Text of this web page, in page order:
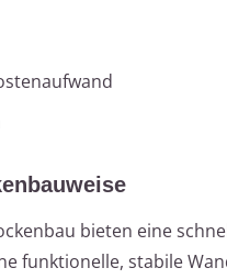
bieten eine
funktionelle, stabile